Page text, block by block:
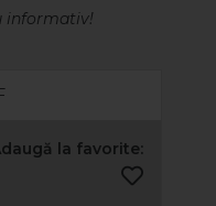
informativ!
la favorite: